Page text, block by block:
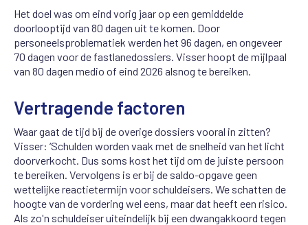
Het doel was om eind vorig jaar op een gemiddelde
doorlooptijd van 80 dagen uit te komen. Door
personeelsproblematiek werden het 96 dagen, en ongeveer
70 dagen voor de fastlanedossiers. Visser hoopt de mijlpaal
van 80 dagen medio of eind 2026 alsnog te bereiken.
Vertragende factoren
Waar gaat de tijd bij de overige dossiers vooral in zitten?
Visser: ‘Schulden worden vaak met de snelheid van het licht
doorverkocht. Dus soms kost het tijd om de juiste persoon
te bereiken. Vervolgens is er bij de saldo-opgave geen
wettelijke reactietermijn voor schuldeisers. We schatten de
hoogte van de vordering wel eens, maar dat heeft een risico.
Als zo'n schuldeiser uiteindelijk bij een dwangakkoord tegen